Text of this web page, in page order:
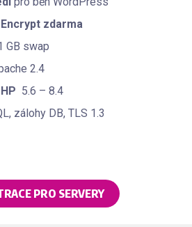
zdarma
GB swap
2.4
5.6 – 8.4
zálohy DB, TLS 1.3
PRO SERVERY